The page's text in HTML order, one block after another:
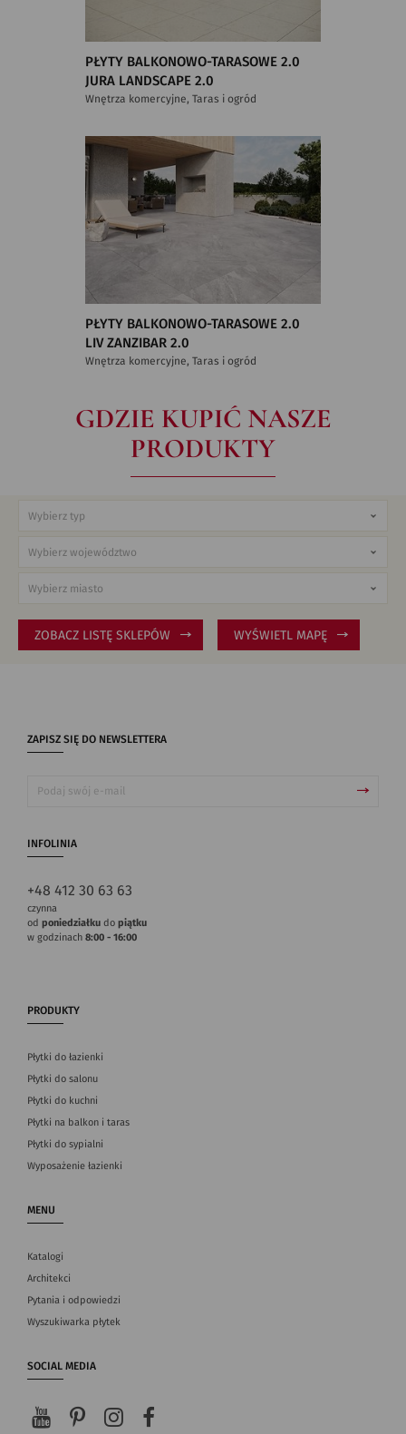
PŁYTY BALKONOWO-TARASOWE 2.0
JURA LANDSCAPE 2.0
Wnętrza komercyjne, Taras i ogród
PŁYTY BALKONOWO-TARASOWE 2.0
LIV ZANZIBAR 2.0
Wnętrza komercyjne, Taras i ogród
GDZIE KUPIĆ NASZE
PRODUKTY
ZOBACZ LISTĘ SKLEPÓW WYŚWIETL MAPĘ
ZAPISZ SIĘ DO NEWSLETTERA
INFOLINIA
+48 412 30 63 63
czynna
od poniedziałku do piątku
w godzinach 8:00 - 16:00
PRODUKTY
Płytki do łazienki
Płytki do salonu
Płytki do kuchni
Płytki na balkon i taras
Płytki do sypialni
Wyposażenie łazienki
MENU
Katalogi
Architekci
Pytania i odpowiedzi
Wyszukiwarka płytek
SOCIAL MEDIA